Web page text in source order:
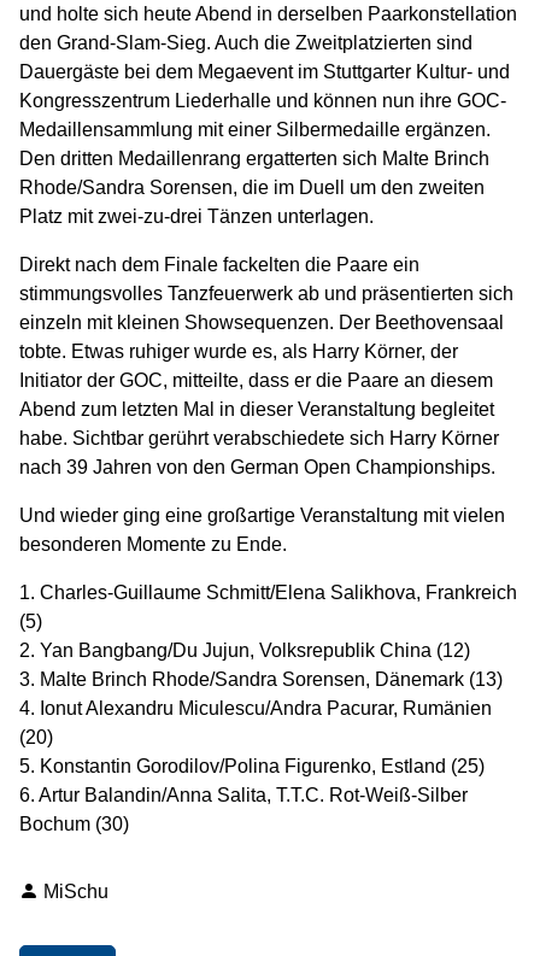
und holte sich heute Abend in derselben Paarkonstellation
den Grand-Slam-Sieg. Auch die Zweitplatzierten sind
Dauergäste bei dem Megaevent im Stuttgarter Kultur- und
Kongresszentrum Liederhalle und können nun ihre GOC-
Medaillensammlung mit einer Silbermedaille ergänzen.
Den dritten Medaillenrang ergatterten sich Malte Brinch
Rhode/Sandra Sorensen, die im Duell um den zweiten
Platz mit zwei-zu-drei Tänzen unterlagen.
Direkt nach dem Finale fackelten die Paare ein
stimmungsvolles Tanzfeuerwerk ab und präsentierten sich
einzeln mit kleinen Showsequenzen. Der Beethovensaal
tobte. Etwas ruhiger wurde es, als Harry Körner, der
Initiator der GOC, mitteilte, dass er die Paare an diesem
Abend zum letzten Mal in dieser Veranstaltung begleitet
habe. Sichtbar gerührt verabschiedete sich Harry Körner
nach 39 Jahren von den German Open Championships.
Und wieder ging eine großartige Veranstaltung mit vielen
besonderen Momente zu Ende.
1. Charles-Guillaume Schmitt/Elena Salikhova, Frankreich
(5)
2. Yan Bangbang/Du Jujun, Volksrepublik China (12)
3. Malte Brinch Rhode/Sandra Sorensen, Dänemark (13)
4. Ionut Alexandru Miculescu/Andra Pacurar, Rumänien
(20)
5. Konstantin Gorodilov/Polina Figurenko, Estland (25)
6. Artur Balandin/Anna Salita, T.T.C. Rot-Weiß-Silber
Bochum (30)
MiSchu